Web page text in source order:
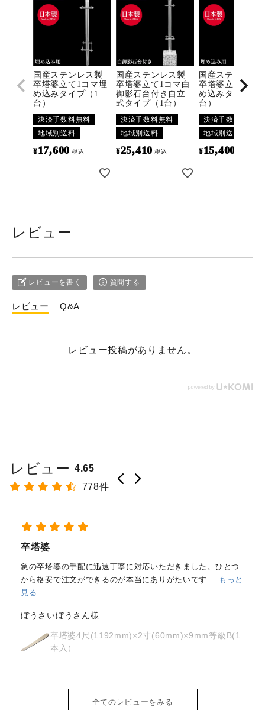
国産ステンレス製
卒塔婆立て1コマ埋
め込みタイプ（1
台）
決済手数料無料
地域別送料
¥17,600 税込
国産ステンレス製
卒塔婆立て1コマ白
御影石台付き自立
式タイプ（1台）
決済手数料無料
地域別送料
¥25,410 税込
国産ステンレス
卒塔婆立て3コ
め込みタイプ（1
台）
決済手数料無料
地域別送料
¥15,400
レビュー
レビューを書く 質問する
レビュー Q&A
レビュー投稿がありません。
レビュー 4.65
778件
経木塔婆・水塔婆五輪型１尺
(303mm)×62mm×0.4mm(200...
もっと見る
はじめて注文しました。メールと電話で内容照会しました
が、どちらも丁寧に対応していただきました。製品の
osyoh様
経木塔婆・水塔婆五輪型１尺
全てのレビューをみる